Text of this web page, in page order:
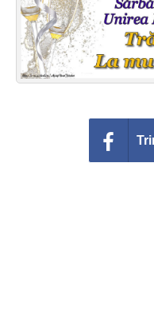
Felicitari muzicale
Felicitari animate